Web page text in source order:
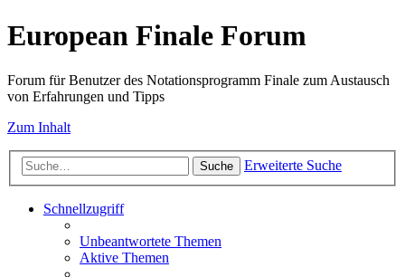
European Finale Forum
Forum für Benutzer des Notationsprogramm Finale zum Austausch
von Erfahrungen und Tipps
Zum Inhalt
Suche Erweiterte Suche
Schnellzugriff
Unbeantwortete Themen
Aktive Themen